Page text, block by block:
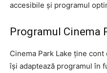
accesibile și programul
Programul Cinema
Cinema Park Lake ține
își adaptează programul în